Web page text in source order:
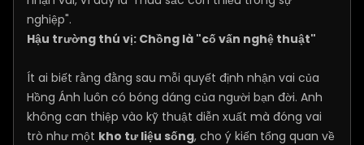
nghiệp".
Hậu trường thú vị: Chồng là "cố vấn nghệ thuật"
Ít ai biết rằng đằng sau mỗi quyết định nhận vai của
Hồng Ánh luôn có bóng dáng của người bạn đời. Anh
không can thiệp vào kỹ thuật diễn xuất mà đóng vai
trò như một kho tư liệu sống, cho ý kiến tổng quan về